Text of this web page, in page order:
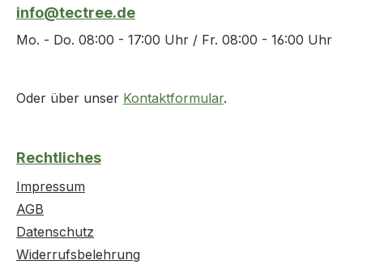
info@tectree.de
Mo. - Do. 08:00 - 17:00 Uhr / Fr. 08:00 - 16:00 Uhr
Oder über unser Kontaktformular.
Rechtliches
Impressum
AGB
Datenschutz
Widerrufsbelehrung